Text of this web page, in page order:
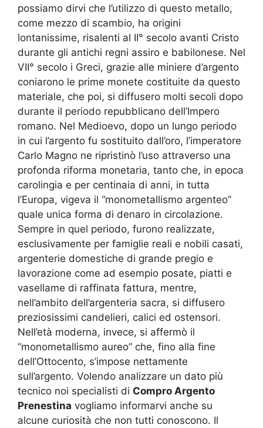
possiamo dirvi che l’utilizzo di questo metallo,
come mezzo di scambio, ha origini
lontanissime, risalenti al II° secolo avanti Cristo
durante gli antichi regni assiro e babilonese. Nel
VII° secolo i Greci, grazie alle miniere d’argento
coniarono le prime monete costituite da questo
materiale, che poi, si diffusero molti secoli dopo
durante il periodo repubblicano dell’Impero
romano. Nel Medioevo, dopo un lungo periodo
in cui l’argento fu sostituito dall’oro, l’imperatore
Carlo Magno ne ripristinò l’uso attraverso una
profonda riforma monetaria, tanto che, in epoca
carolingia e per centinaia di anni, in tutta
l’Europa, vigeva il “monometallismo argenteo”
quale unica forma di denaro in circolazione.
Sempre in quel periodo, furono realizzate,
esclusivamente per famiglie reali e nobili casati,
argenterie domestiche di grande pregio e
lavorazione come ad esempio posate, piatti e
vasellame di raffinata fattura, mentre,
nell’ambito dell’argenteria sacra, si diffusero
preziosissimi candelieri, calici ed ostensori.
Nell’età moderna, invece, si affermò il
“monometallismo aureo” che, fino alla fine
dell’Ottocento, s’impose nettamente
sull’argento. Volendo analizzare un dato più
tecnico noi specialisti di Compro Argento
Prenestina vogliamo informarvi anche su
alcune curiosità che non tutti conoscono. Il